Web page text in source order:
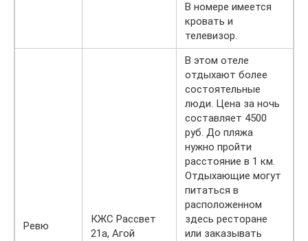
В номере имеется
кровать и
телевизор.
Ревю
КЖС Рассвет
21а, Агой
В этом отеле
отдыхают более
состоятельные
люди. Цена за ночь
составляет 4500
руб. До пляжа
нужно пройти
расстояние в 1 км.
Отдыхающие могут
питаться в
расположенном
здесь ресторане
или заказывать